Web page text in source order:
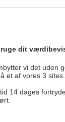
dit
vi det uden
et af vores 3 sites.
14 dages